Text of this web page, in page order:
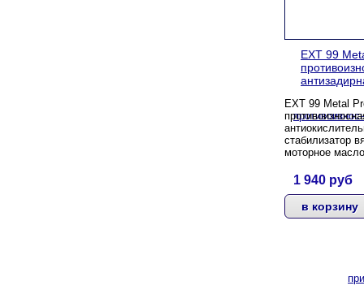
EXT 99
EXT 99 Metal
стабилизатор
моторное масло
1 940 руб